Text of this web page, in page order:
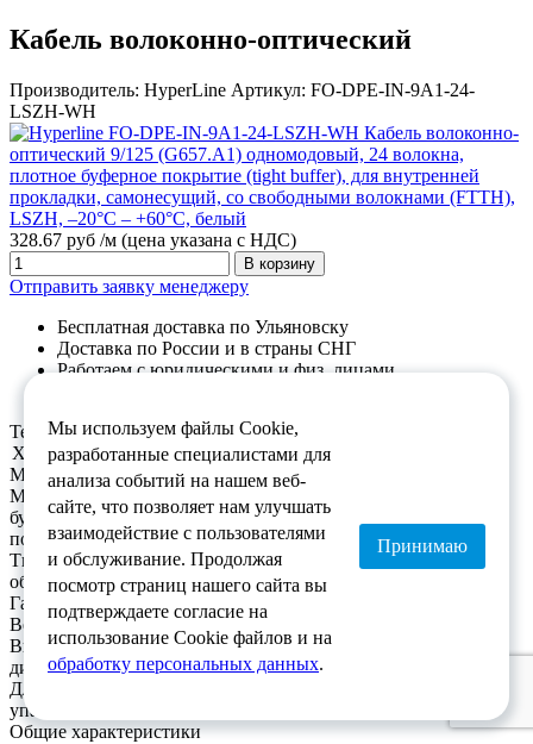
Кабель волоконно-оптический
Производитель: HyperLine Артикул: FO-DPE-IN-9A1-24-
LSZH-WH
328.67 руб /м (цена указана с НДС)
В корзину
Отправить заявку менеджеру
Бесплатная доставка по Ульяновску
Доставка по России и в страны СНГ
Работаем с юридическими и физ. лицами
Технические характеристики
Характеристика
Значение
Материалы
Материал
буферного
покрытия
LSZH
Тип внешней
оболочки
LSZH (малодымный безгалогенный
компаунд)
Габариты и вес
Вес 1 км кабеля99кг
Внешний
диаметр
10.5мм
Длина кабеля в
упаковке
Общие характеристики
Мы используем файлы Cookie,
разработанные специалистами для
анализа событий на нашем веб-
сайте, что позволяет нам улучшать
взаимодействие с пользователями
и обслуживание. Продолжая
посмотр страниц нашего сайта вы
подтверждаете согласие на
использование Cookie файлов и на
обработку персональных данных.
Принимаю